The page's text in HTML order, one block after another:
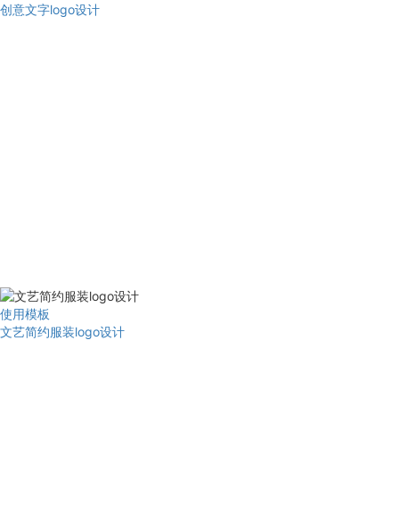
创意文字logo设计
使用模板
文艺简约服装logo设计